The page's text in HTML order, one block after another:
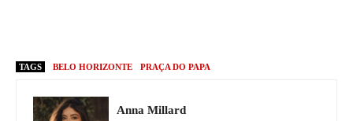
TAGS BELO HORIZONTE PRAÇA DO PAPA
Anna Millard